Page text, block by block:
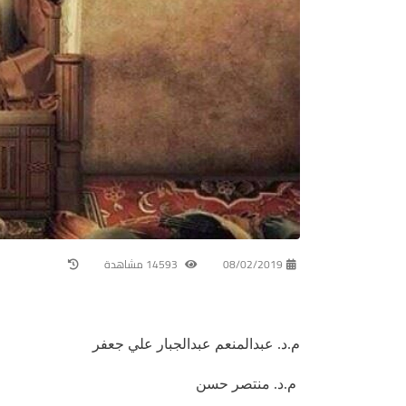
08/02/2019
م.د. عبدالمنعم عبدالجبار علي جعفر
م.د. منتصر حسن